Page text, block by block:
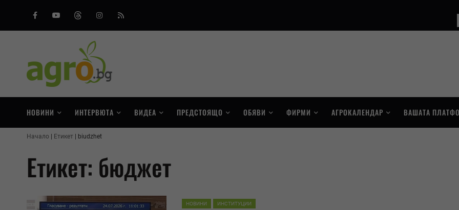
FacebookYoutubeThreadsInstagram
RSS
НОВИНИ ИНТЕРВЮТА ВИДЕА ПРЕДСТОЯЩО ОБЯВИ ФИРМИ АГРОКАЛЕНДАР ВАШАТА
Начало Етикет biudzhet
Етикет: бюджет
НОВИНИ ИНСТИТУЦИИ